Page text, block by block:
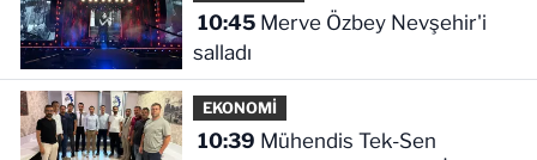
10:45Merve Özbey Nevşehir'i
salladı
EKONOMİ
10:39